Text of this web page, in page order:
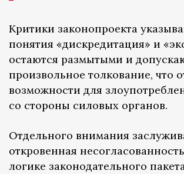
Критики законопроекта
понятия «дискредитация» и
остаются размытыми и
произвольное толкование, что
возможности для
со стороны силовых органов.
Отдельного внимания
откровенная
логике законодательного